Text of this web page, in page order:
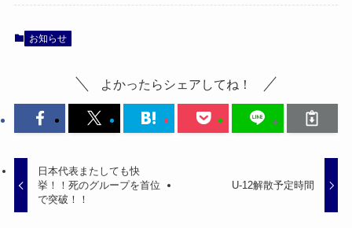
お知らせ
よかったらシェアしてね！
日本代表またしても快
挙！！死のグループを首位
で突破！！
U-12解散予定時間